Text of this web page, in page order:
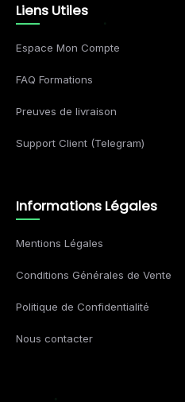
Liens Utiles
Espace Mon Compte
FAQ Formations
Preuves de livraison
Support Client (Telegram)
Informations Légales
Mentions Légales
Conditions Générales de Vente
Politique de Confidentialité
Nous contacter